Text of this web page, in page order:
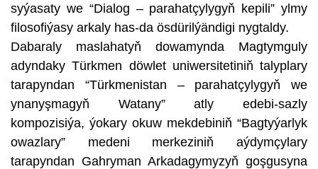
syýasaty we “Dialog – parahatçylygyň kepili” ylmy
filosofiýasy arkaly has-da ösdürilýändigi nygtaldy.
Dabaraly maslahatyň dowamynda Magtymguly
adyndaky Türkmen döwlet uniwersitetiniň talyplary
tarapyndan “Türkmenistan – parahatçylygyň we
ynanyşmagyň Watany” atly edebi-sazly
kompozisiýa, ýokary okuw mekdebiniň “Bagtyýarlyk
owazlary” medeni merkeziniň aýdymçylary
tarapyndan Gahryman Arkadagymyzyň goşgusyna